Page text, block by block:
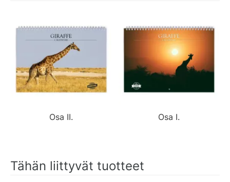
Osa II. Osa I.
Tähän liittyvät tuotteet